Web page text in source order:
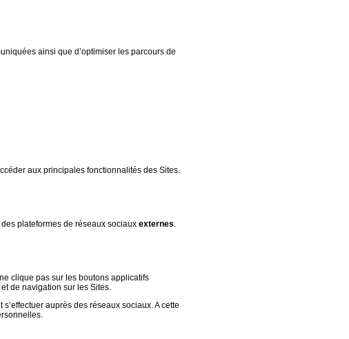
ainsi que d’optimiser les parcours de
aux principales fonctionnalités des Sites.
plateformes de réseaux sociaux externes.
clique pas sur les boutons applicatifs
de navigation sur les Sites.
auprès des réseaux sociaux. A cette